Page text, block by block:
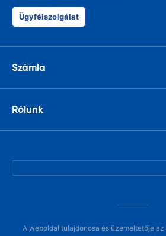
Ügyfélszolgálat
Számla
Rólunk
A weboldal tulajdonosa és üzemeltetője az